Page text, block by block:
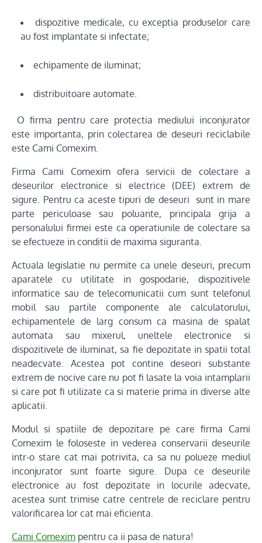
dispozitive medicale, cu exceptia produselor care
au fost implantate si infectate;
echipamente de iluminat;
distribuitoare automate.
O firma pentru care protectia mediului inconjurator
este importanta, prin colectarea de deseuri reciclabile
este Cami Comexim.
Firma Cami Comexim ofera servicii de colectare a
deseurilor electronice si electrice (DEE) extrem de
sigure. Pentru ca aceste tipuri de deseuri sunt in mare
parte periculoase sau poluante, principala grija a
personalului firmei este ca operatiunile de colectare sa
se efectueze in conditii de maxima siguranta.
Actuala legislatie nu permite ca unele deseuri, precum
aparatele cu utilitate in gospodarie, dispozitivele
informatice sau de telecomunicatii cum sunt telefonul
mobil sau partile componente ale calculatorului,
echipamentele de larg consum ca masina de spalat
automata sau mixerul, uneltele electronice si
dispozitivele de iluminat, sa fie depozitate in spatii total
neadecvate. Acestea pot contine deseori substante
extrem de nocive care nu pot fi lasate la voia intamplarii
si care pot fi utilizate ca si materie prima in diverse alte
aplicatii.
Modul si spatiile de depozitare pe care firma Cami
Comexim le foloseste in vederea conservarii deseurile
intr-o stare cat mai potrivita, ca sa nu polueze mediul
inconjurator sunt foarte sigure. Dupa ce deseurile
electronice au fost depozitate in locurile adecvate,
acestea sunt trimise catre centrele de reciclare pentru
valorificarea lor cat mai eficienta.
Cami Comexim pentru ca ii pasa de natura!